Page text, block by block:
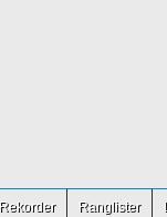
Rekorder Ranglister